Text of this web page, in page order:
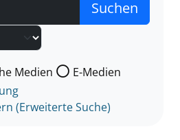
nach der Sie suchen wollen.
Medien
E-Medien
(Erweiterte Suche)